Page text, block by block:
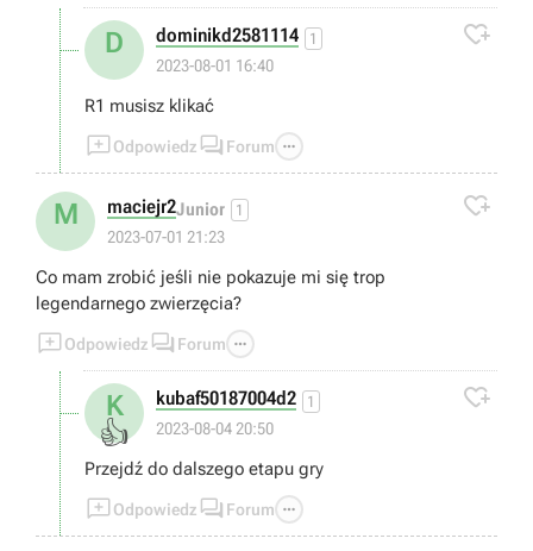
D dominikd2581114 1
2023-08-01 16:40

R1 musisz klikać
Odpowiedz  Forum 
M maciejr2Junior 1
2023-07-01 21:23

Co mam zrobić jeśli nie pokazuje mi się trop
legendarnego zwierzęcia?
Odpowiedz  Forum 
K
👍
kubaf50187004d2 1
2023-08-04 20:50

Przejdź do dalszego etapu gry
Odpowiedz  Forum 